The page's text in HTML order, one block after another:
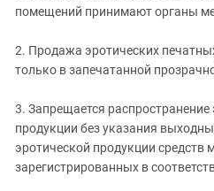
помещений принимают органы
2. Продажа эротических
только в запечатанной
3. Запрещается распространение
продукции без указания
эротической продукции средств
зарегистрированных в